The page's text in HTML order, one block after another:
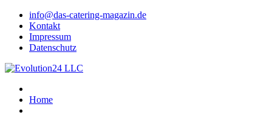
info@das-catering-magazin.de
Kontakt
Impressum
Datenschutz
Home